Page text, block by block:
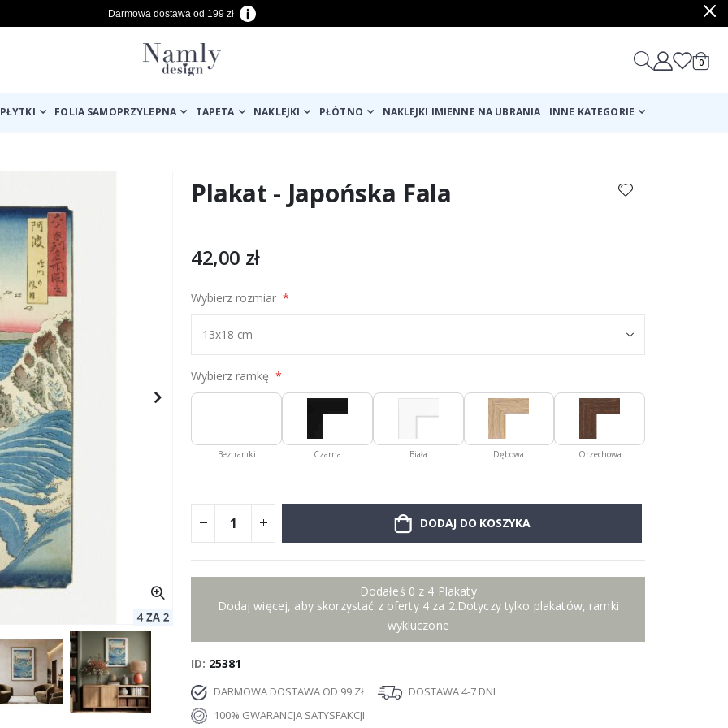
Darmowa dostawa od 199 zł
Cart
0
FOLIA SAMOPRZYLEPNA TAPETA NAKLEJKI PŁÓTNO NAKLEJKI IMIENNE NA UBRANIA INNE KATEGORIE
Plakat - Japońska Fala
42,00 zł
Wybierz rozmiar
Wybierz ramkę
Bez ramki Czarna Biała Dębowa Orzechowa
DODAJ DO KOSZYKA
Dodałeś 0 z 4 Plakaty
Dodaj więcej, aby skorzystać z oferty 4 za 2.Dotyczy tylko plakatów, ramki
wykluczone
ID 25381
DARMOWA DOSTAWA OD 99 ZŁ
DOSTAWA 4-7 DNI
100% GWARANCJA SATYSFAKCJI